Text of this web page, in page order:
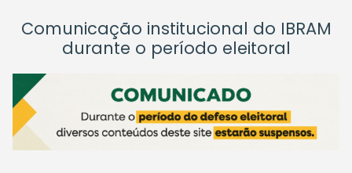
Comunicação institucional do IBRAM
durante o período eleitoral